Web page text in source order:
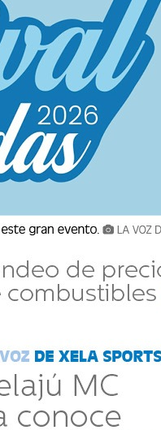
ciudadanía,
y 42 de
en 18
personas
a las zonas
PNC y